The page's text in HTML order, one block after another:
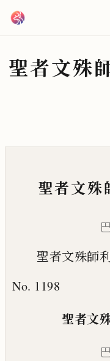
聖者文殊
聖者文殊
聖者文殊師
No. 1198
聖者文